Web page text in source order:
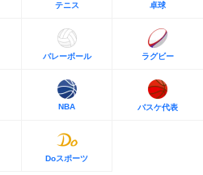
テニス 卓球
バレーボール ラグビー
NBA バスケ代表
Doスポーツ